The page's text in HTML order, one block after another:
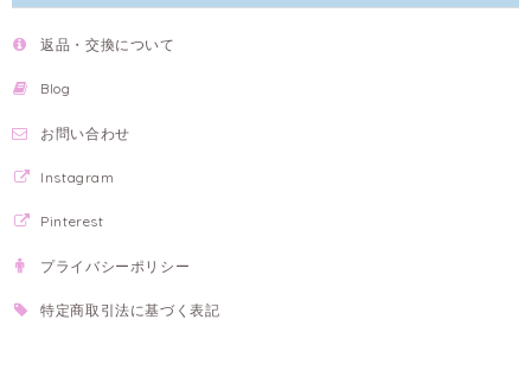
返品・交換について
Blog
お問い合わせ
Instagram
Pinterest
プライバシーポリシー
特定商取引法に基づく表記